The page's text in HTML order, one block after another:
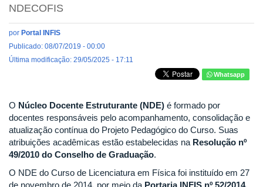
NDECOFIS
por Portal INFIS
Publicado: 08/07/2019 - 00:00
Última modificação: 29/05/2025 - 17:11
Whatsapp
O Núcleo Docente Estruturante (NDE) é formado por
docentes responsáveis pelo acompanhamento, consolidação e
atualização contínua do Projeto Pedagógico do Curso. Suas
atribuições acadêmicas estão estabelecidas na Resolução nº
49/2010 do Conselho de Graduação.
O NDE do Curso de Licenciatura em Física foi instituído em 27